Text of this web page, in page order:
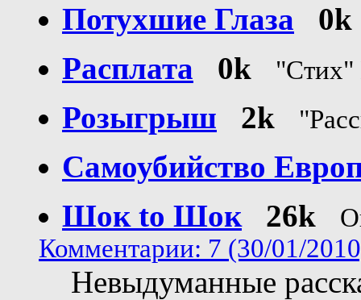
Потухшие Глаза
0k
Расплата
0k "Стих"
Розыгрыш 2k
Самоубийство
Шок to Шок
26k
Комментарии: 7 (30/01/
Невыдуманные